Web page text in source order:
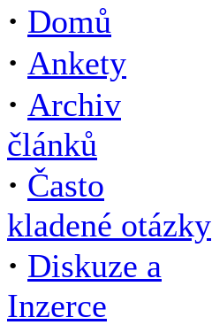
· Domů
· Ankety
· Archiv
článků
· Často
kladené otázky
· Diskuze a
Inzerce